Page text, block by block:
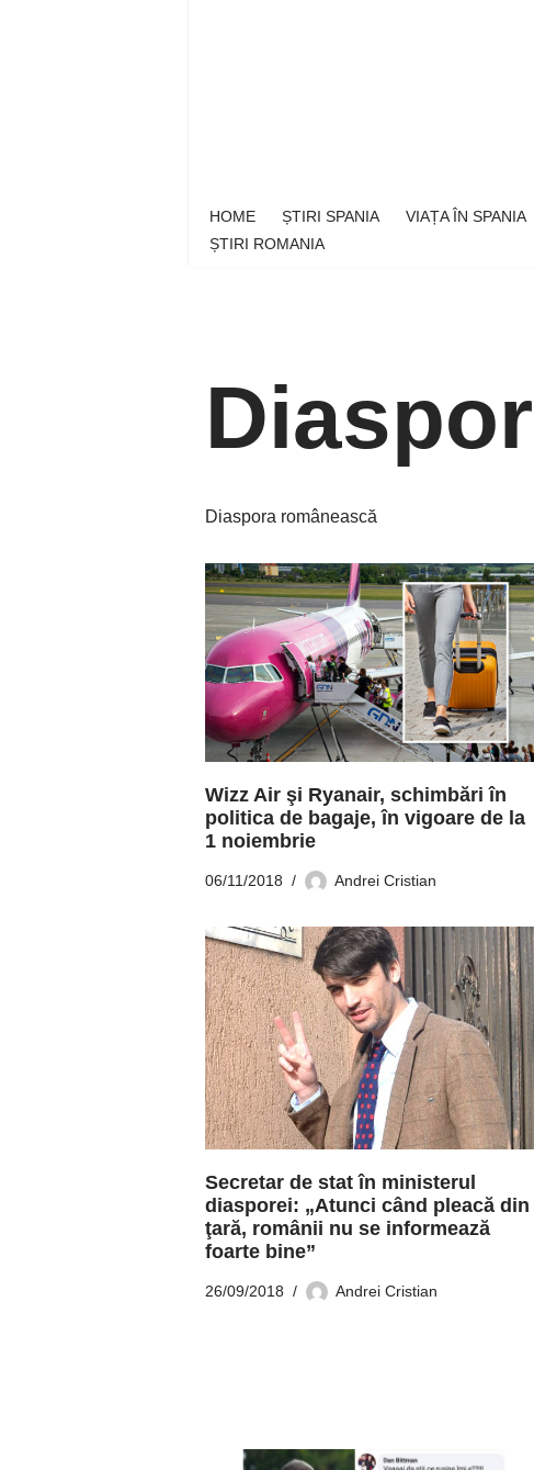
HOME ȘTIRI SPANIA VIAȚA ÎN SPANIA
ȘTIRI ROMANIA
Diaspora românească
Wizz Air şi Ryanair, schimbări în
politica de bagaje, în vigoare de la
1 noiembrie
06/11/2018 Andrei Cristian
Secretar de stat în ministerul
diasporei: „Atunci când pleacă din
ţară, românii nu se informează
foarte bine”
26/09/2018 Andrei Cristian